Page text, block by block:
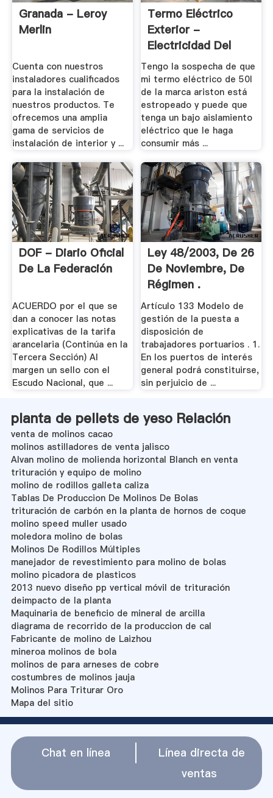
Granada - Leroy
Merlin
Cuenta con nuestros
instaladores cualificados
para la instalación de
nuestros productos. Te
ofrecemos una amplia
gama de servicios de
instalación de interior y ...
Termo Eléctrico
Exterior -
Electricidad Del
Hogar ...
Tengo la sospecha de que
mi termo eléctrico de 50l
de la marca ariston está
estropeado y puede que
tenga un bajo aislamiento
eléctrico que le haga
consumir más ...
DOF - Diario Oficial
De La Federación
ACUERDO por el que se
dan a conocer las notas
explicativas de la tarifa
arancelaria (Continúa en la
Tercera Sección) Al
margen un sello con el
Escudo Nacional, que ...
Ley 48/2003, De 26
De Noviembre, De
Régimen .
Artículo 133 Modelo de
gestión de la puesta a
disposición de
trabajadores portuarios . 1.
En los puertos de interés
general podrá constituirse,
sin perjuicio de ...
planta de pellets de yeso Relación
venta de molinos cacao
molinos astilladores de venta jalisco
Alvan molino de molienda horizontal Blanch en venta
trituración y equipo de molino
molino de rodillos galleta caliza
Tablas De Produccion De Molinos De Bolas
trituración de carbón en la planta de hornos de coque
molino speed muller usado
moledora molino de bolas
Molinos De Rodillos Múltiples
manejador de revestimiento para molino de bolas
molino picadora de plasticos
2013 nuevo diseño pp vertical móvil de trituración
deimpacto de la planta
Maquinaria de beneficio de mineral de arcilla
diagrama de recorrido de la produccion de cal
Fabricante de molino de Laizhou
mineroa molinos de bola
molinos de para arneses de cobre
costumbres de molinos jauja
Molinos Para Triturar Oro
Mapa del sitio
Chat en línea
Línea directa de
ventas